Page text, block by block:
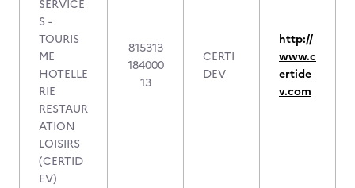
SERVICE
S -
TOURIS
ME
HOTELLE
RIE
RESTAUR
ATION
LOISIRS
(CERTID
EV)
815313
184000
13
CERTI
DEV
http://
www.c
ertide
v.com